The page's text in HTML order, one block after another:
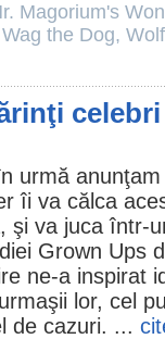
Magorium's
Wag the Dog,
celebri
urmă
îi va călca
şi va juca într-
Grown Ups
ne-a inspirat
lor, cel
de cazuri. ...